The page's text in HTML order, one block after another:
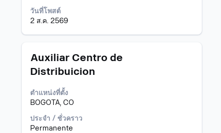
วันที่โพสต์
2 ส.ค. 2569
เนื้อหา
แบบ
เต็ม
ของ
งาน
ตำแหน่ง
Auxiliar Centro de
Distribuicion
ตำแหน่งที่ตั้ง
BOGOTA, CO
ประจำ / ชั่วคราว
Permanente
เลือก
ใช้
Bar
เพื่อ
ดู
เนื้อหา